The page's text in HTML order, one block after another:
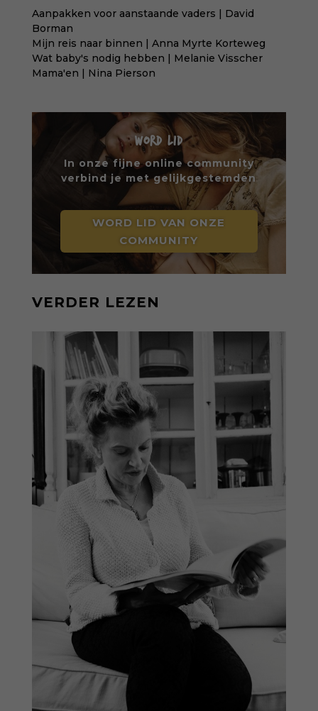
Aanpakken voor aanstaande vaders | David
Borman
Mijn reis naar binnen | Anna Myrte Korteweg
Wat baby's nodig hebben | Melanie Visscher
Mama'en | Nina Pierson
WORD LID
In onze fijne online community
verbind je met gelijkgestemden
WORD LID VAN ONZE
COMMUNITY
VERDER LEZEN